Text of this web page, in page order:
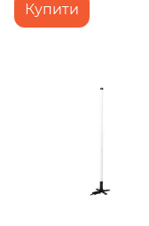
Купити